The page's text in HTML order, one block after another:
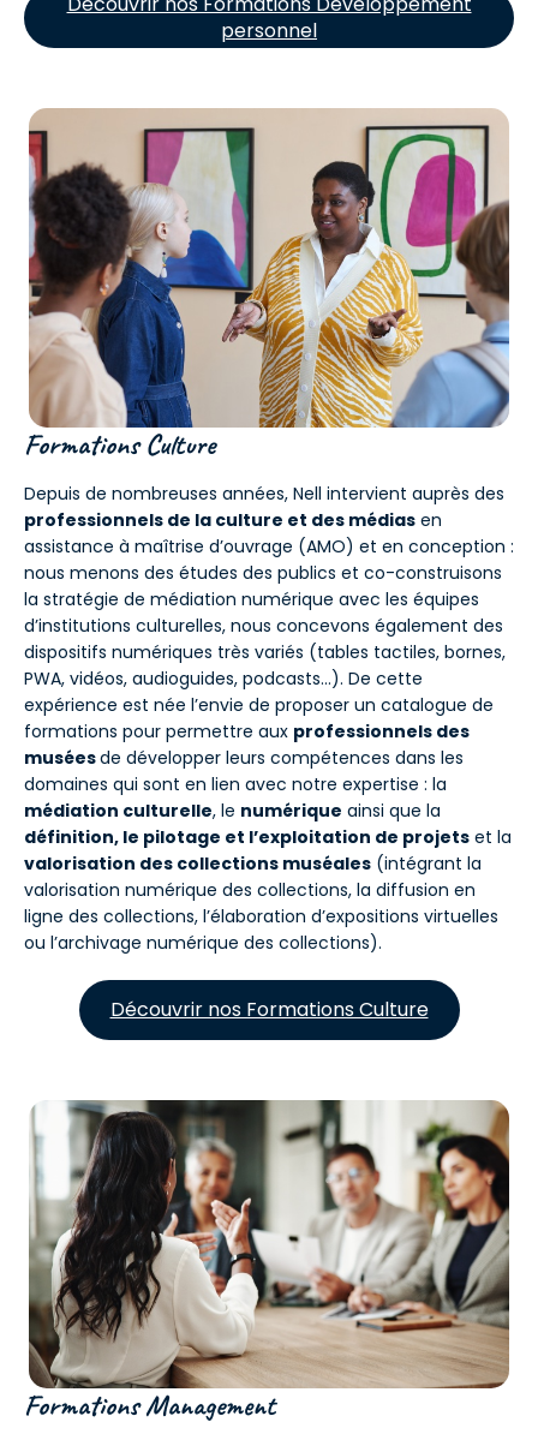
personnel
Formations Culture
Depuis de nombreuses années, Nell intervient auprès des
professionnels de la culture et des médias en
assistance à maîtrise d’ouvrage (AMO) et en conception :
nous menons des études des publics et co-construisons
la stratégie de médiation numérique avec les équipes
d’institutions culturelles, nous concevons également des
dispositifs numériques très variés (tables tactiles, bornes,
PWA, vidéos, audioguides, podcasts…). De cette
expérience est née l’envie de proposer un catalogue de
formations pour permettre aux professionnels des
muséesde développer leurs compétences dans les
domaines qui sont en lien avec notre expertise : la
médiation culturelle, le numérique ainsi que la
définition, le pilotage et l’exploitation de projets et la
valorisation des collections muséales (intégrant la
valorisation numérique des collections, la diffusion en
ligne des collections, l’élaboration d’expositions virtuelles
ou l’archivage numérique des collections).
Découvrir nos Formations Culture
Formations Management